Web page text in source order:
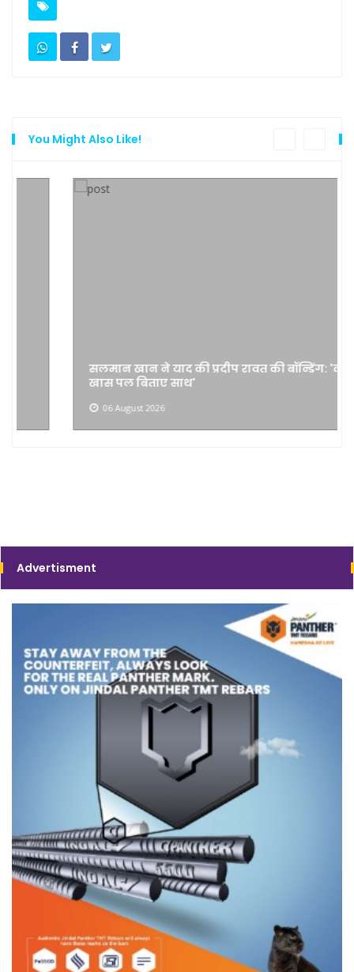
You Might Also Like!
सलमान खान ने याद की प्रदीप रावत की बॉन्डिंग: 'कई
खास पल बिताए साथ'
06 August 2026
Advertisment